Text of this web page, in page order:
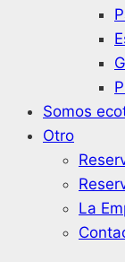
Somos
Otro
La